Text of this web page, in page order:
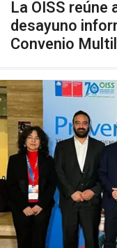
La OISS
desayuno
Convenio